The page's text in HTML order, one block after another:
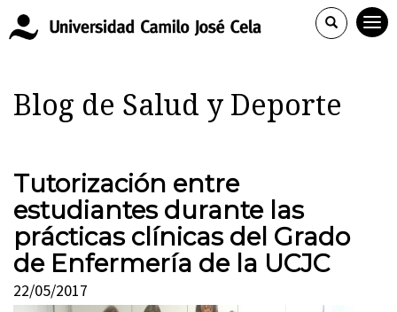
Blog de Salud y Deporte
Tutorización entre
estudiantes durante las
prácticas clínicas del Grado
de Enfermería de la UCJC
22/05/2017